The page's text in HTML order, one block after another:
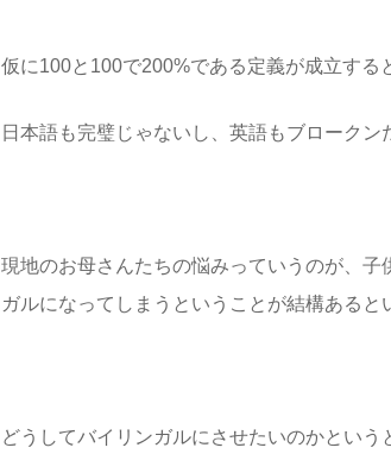
仮に100と100で200%である定義が成立する
日本語も完璧じゃないし、英語もブロークン
現地のお母さんたちの悩みっていうのが、
ガルになってしまうということが結構あると
どうしてバイリンガルにさせたいのかとい